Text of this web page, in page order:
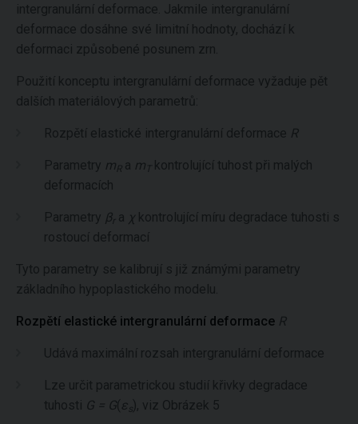
intergranulární deformace. Jakmile intergranulární
deformace dosáhne své limitní hodnoty, dochází k
deformaci způsobené posunem zrn.
Použití konceptu intergranulární deformace vyžaduje pět
dalších materiálových parametrů:
Rozpětí elastické intergranulární deformace R
Parametry mRa m T kontrolující tuhost při malých
deformacích
Parametry βr a χ kontrolující míru degradace tuhosti s
rostoucí deformací
Tyto parametry se kalibrují s již známými parametry
základního hypoplastického modelu.
Rozpětí elastické intergranulární deformace R
Udává maximální rozsah intergranulární deformace
Lze určit parametrickou studií křivky degradace
tuhosti G = G( ε s), viz Obrázek 5